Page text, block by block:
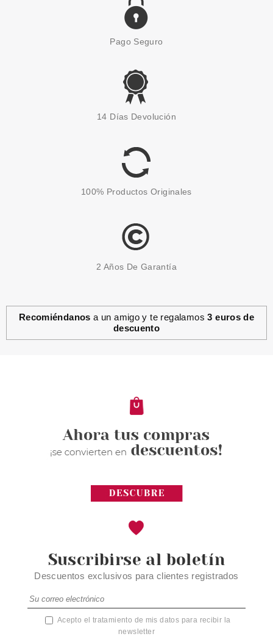
NINA RICCI
EDP 50 ML VP
51.95€
NINA RICCI
53.95€
Pago Seguro
14 Días Devolución
100% Productos Originales
2 Años De Garantía
Recomiéndanos a un amigo y te regalamos3 euros de
descuento
Suscribirse al boletín
Descuentos exclusivos para clientes registrados
Acepto el tratamiento de mis datos para recibir la
newsletter